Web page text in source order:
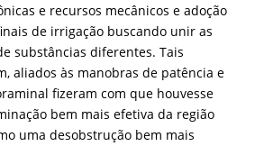
e recursos mecânicos e adoção
de irrigação buscando unir as
substâncias diferentes. Tais
aliados às manobras de patência e
fizeram com que houvesse
bem mais efetiva da região
uma desobstrução bem mais